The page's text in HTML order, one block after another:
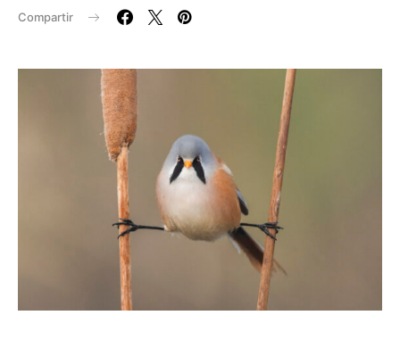
Compartir